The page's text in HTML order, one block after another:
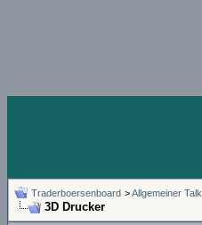
Traderboersenboard >Allgemeiner Talk
3D Drucker